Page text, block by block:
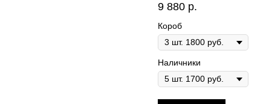
9 880 р.
Короб
Наличники